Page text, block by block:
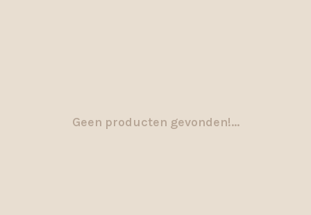
Geen producten gevonden!...